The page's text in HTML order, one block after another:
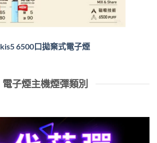
kis5 6500口拋棄式電子煙
電子煙主機煙彈類別